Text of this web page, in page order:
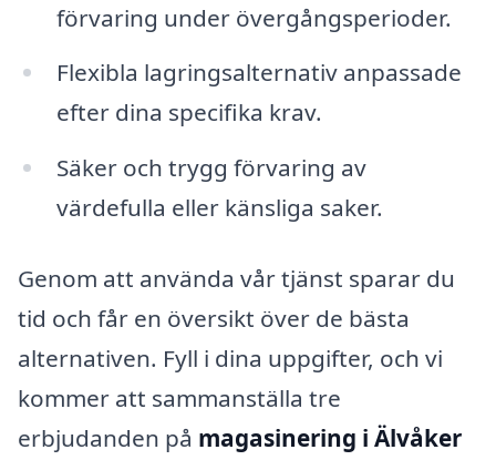
förvaring under övergångsperioder.
Flexibla lagringsalternativ anpassade
efter dina specifika krav.
Säker och trygg förvaring av
värdefulla eller känsliga saker.
Genom att använda vår tjänst sparar du
tid och får en översikt över de bästa
alternativen. Fyll i dina uppgifter, och vi
kommer att sammanställa tre
erbjudanden på magasinering i Älvåker